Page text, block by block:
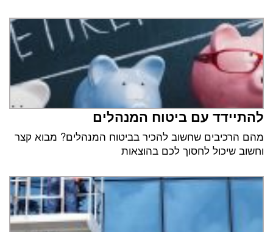
להתיידד עם ביטוח המנהלים
מהם הרכיבים שחשוב להכיר בביטוח המנהלים? מבוא קצר
וחשוב שיכול לחסוך לכם בהוצאות